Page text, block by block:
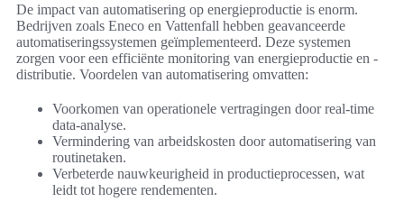
De impact van automatisering op energieproductie is enorm.
Bedrijven zoals Eneco en Vattenfall hebben geavanceerde
automatiseringssystemen geïmplementeerd. Deze systemen
zorgen voor een efficiënte monitoring van energieproductie en -
distributie. Voordelen van automatisering omvatten:
Voorkomen van operationele vertragingen door real-time
data-analyse.
Vermindering van arbeidskosten door automatisering van
routinetaken.
Verbeterde nauwkeurigheid in productieprocessen, wat
leidt tot hogere rendementen.